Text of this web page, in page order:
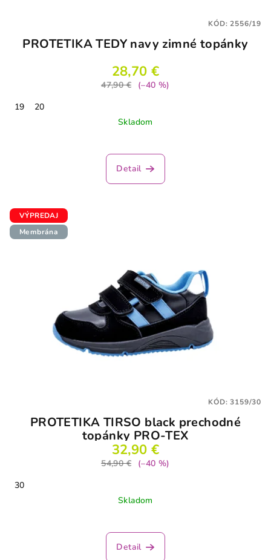
PROTETIKA TEDY navy zimné topánky
28,70 €
47,90 €
(–40 %)
19
20
Skladom
Detail
KÓD:2556/19
VÝPREDAJ
Membrána
PROTETIKA TIRSO black prechodné
topánky PRO-TEX
32,90 €
54,90 €
(–40 %)
30
Skladom
Detail
KÓD:3159/30